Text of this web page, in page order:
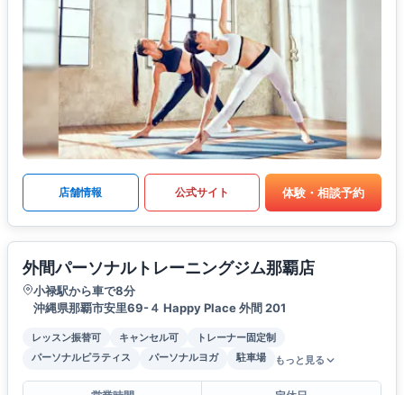
店舗情報 公式サイト 体験・相談予約
外間パーソナルトレーニングジム那覇店
小禄駅から車で8分
沖縄県那覇市安里69-４ Happy Place 外間 201
レッスン振替可 キャンセル可
トレーナー固定制
パーソナルピラティス
パーソナルヨガ 駐車場 もっと見る